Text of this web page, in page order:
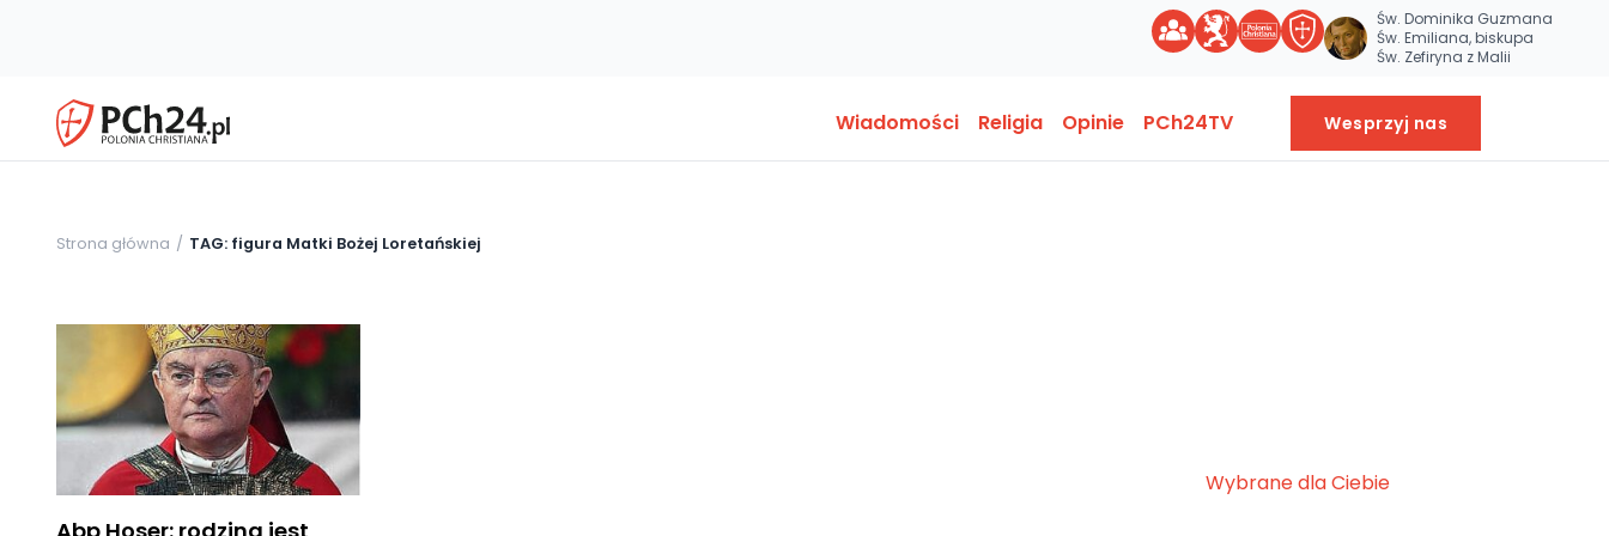
Św. Dominika Guzmana
Św. Emiliana, biskupa
Św. Zefiryna z Malii
Wiadomości Religia Opinie PCh24TV Wesprzyj nas
Strona główna TAG: figura Matki Bożej Loretańskiej
Wybrane dla Ciebie